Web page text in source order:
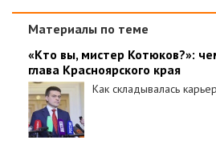
Материалы по теме
«Кто вы, мистер Котюков?»:
глава Красноярского края
Как складывалась